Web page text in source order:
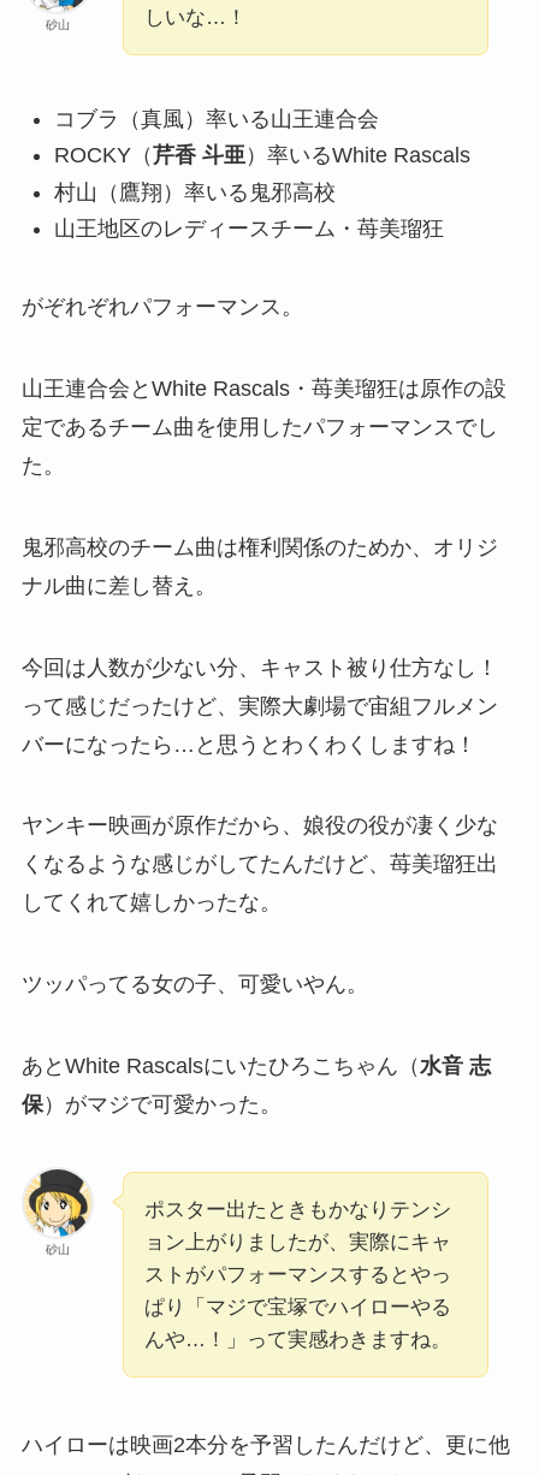
砂山 しいな…！
コブラ（真風）率いる山王連合会
ROCKY（芹香 斗亜）率いるWhite Rascals
村山（鷹翔）率いる鬼邪高校
山王地区のレディースチーム・苺美瑠狂
がぞれぞれパフォーマンス。
山王連合会とWhite Rascals・苺美瑠狂は原作の設
定であるチーム曲を使用したパフォーマンスでし
た。
鬼邪高校のチーム曲は権利関係のためか、オリジ
ナル曲に差し替え。
今回は人数が少ない分、キャスト被り仕方なし！
って感じだったけど、実際大劇場で宙組フルメン
バーになったら…と思うとわくわくしますね！
ヤンキー映画が原作だから、娘役の役が凄く少な
くなるような感じがしてたんだけど、苺美瑠狂出
してくれて嬉しかったな。
ツッパってる女の子、可愛いやん。
あとWhite Rascalsにいたひろこちゃん（ 水音 志
保）がマジで可愛かった。
砂山
ポスター出たときもかなりテンシ
ョン上がりましたが、実際にキャ
ストがパフォーマンスするとやっ
ぱり「マジで宝塚でハイローやる
んや…！」って実感わきますね。
ハイローは映画2本分を予習したんだけど、更に他